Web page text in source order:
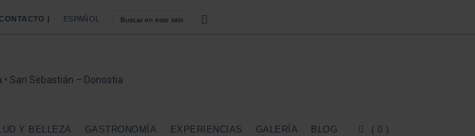
| ESPAÑOL
Y BELLEZA GASTRONOMÍA EXPERIENCIAS GALERÍA BLOG ( 0 )